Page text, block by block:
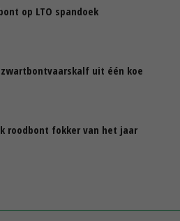
op LTO spandoek
zwartbontvaarskalf uit één koe
roodbont fokker van het jaar